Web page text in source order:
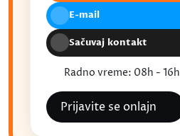
E-mail
Sačuvaj kontakt
Radno vreme: 08h - 16h
Prijavite se onlajn